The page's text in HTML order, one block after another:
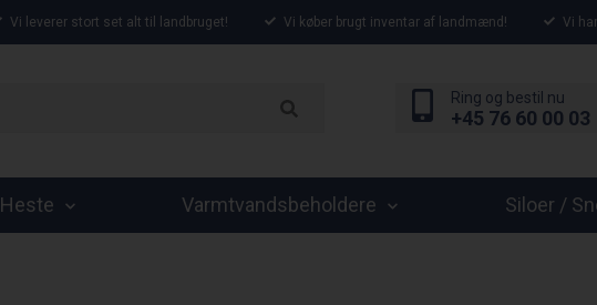
Vi leverer stort set alt til landbruget! Vi køber brugt inventar af landmænd! Vi
Ring og bestil nu
+45 76 60 00 03
Heste Varmtvandsbeholdere Siloer /